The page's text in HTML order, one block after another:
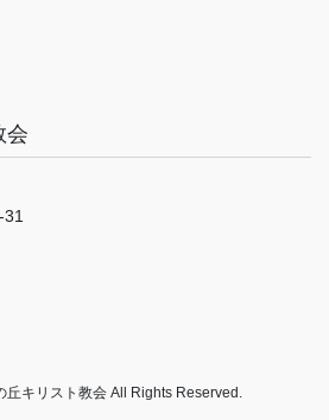
会
丘キリスト教会 All Rights Reserved.